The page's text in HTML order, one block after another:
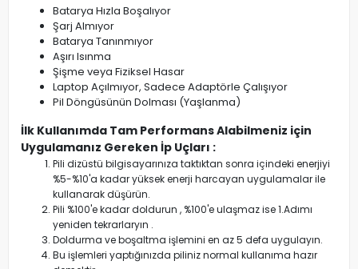
Batarya Hızla Boşalıyor
Şarj Almıyor
Batarya Tanınmıyor
Aşırı Isınma
Şişme veya Fiziksel Hasar
Laptop Açılmıyor, Sadece Adaptörle Çalışıyor
Pil Döngüsünün Dolması (Yaşlanma)
İlk Kullanımda Tam Performans Alabilmeniz için
Uygulamanız Gereken İp Uçları :
Pili dizüstü bilgisayarınıza taktıktan sonra içindeki enerjiyi
%5-%10'a kadar yüksek enerji harcayan uygulamalar ile
kullanarak düşürün.
Pili %100'e kadar doldurun , %100'e ulaşmaz ise 1.Adımı
yeniden tekrarlaryın .
Doldurma ve boşaltma işlemini en az 5 defa uygulayın.
Bu işlemleri yaptığınızda piliniz normal kullanıma hazır